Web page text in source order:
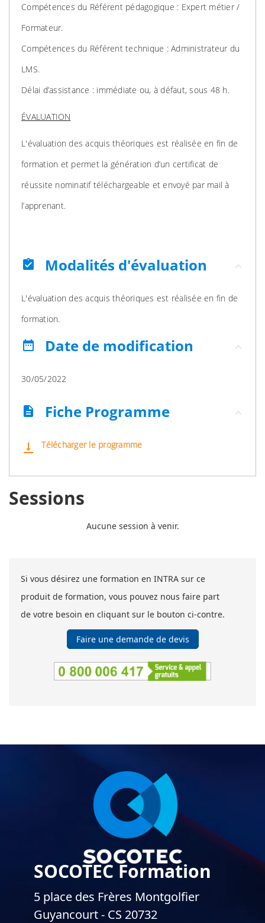
Compétences du Référent pédagogique : Expert métier /
Formateur.
Compétences du Référent technique : Administrateur du
LMS.
Délai d’assistance : immédiate ou, à défaut, sous 48 h.
ÉVALUATION
L'évaluation des acquis théoriques est réalisée en fin de
formation et permet la génération d’un certificat de
réussite nominatif téléchargeable et envoyé par mail à
l’apprenant.
assignment_turned_in Modalités d'évaluation
L'évaluation des acquis théoriques est réalisée en fin de
formation.
date_range Date de modification
30/05/2022
description Fiche Programme
vertical_align_bottom Télécharger le programme
Sessions
Aucune session à venir.
Si vous désirez une formation en INTRA sur ce
produit de formation, vous pouvez nous faire part
de votre besoin en cliquant sur le bouton ci-contre.
Faire une demande de devis
SOCOTEC Formation
5 place des Frères Montgolfier
Guyancourt - CS 20732